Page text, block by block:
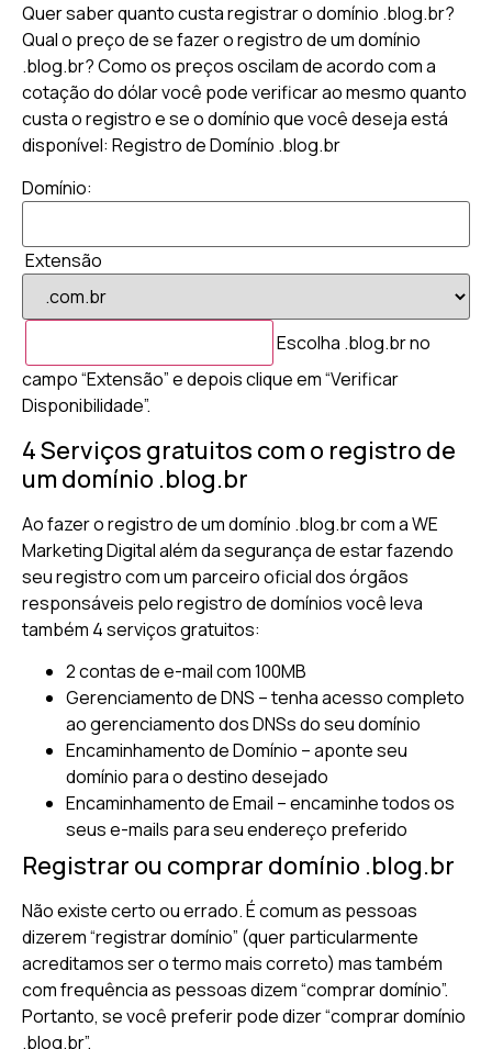
Quer saber quanto custa registrar o domínio .blog.br?
Qual o preço de se fazer o registro de um domínio
.blog.br? Como os preços oscilam de acordo com a
cotação do dólar você pode verificar ao mesmo quanto
custa o registro e se o domínio que você deseja está
disponível: Registro de Domínio .blog.br
Domínio:
Extensão
Escolha .blog.br no
campo “Extensão” e depois clique em “Verificar
Disponibilidade”.
4 Serviços gratuitos com o registro de
um domínio .blog.br
Ao fazer o registro de um domínio .blog.br com a WE
Marketing Digital além da segurança de estar fazendo
seu registro com um parceiro oficial dos órgãos
responsáveis pelo registro de domínios você leva
também 4 serviços gratuitos:
2 contas de e-mail com 100MB
Gerenciamento de DNS – tenha acesso completo
ao gerenciamento dos DNSs do seu domínio
Encaminhamento de Domínio – aponte seu
domínio para o destino desejado
Encaminhamento de Email – encaminhe todos os
seus e-mails para seu endereço preferido
Registrar ou comprar domínio .blog.br
Não existe certo ou errado. É comum as pessoas
dizerem “registrar domínio” (quer particularmente
acreditamos ser o termo mais correto) mas também
com frequência as pessoas dizem “comprar domínio”.
Portanto, se você preferir pode dizer “comprar domínio
.blog.br”.